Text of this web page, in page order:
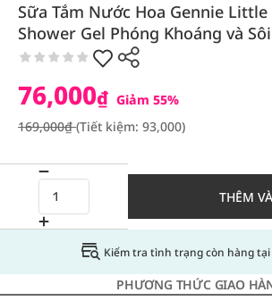
Sữa Tắm Nước Hoa Gennie Little
Shower Gel Phóng Khoáng và
76,000₫ Giảm 55%
169,000₫(Tiết kiệm: 93,000)
THÊM
Kiểm tra tình trạng còn hàng
PHƯƠNG THỨC GIAO